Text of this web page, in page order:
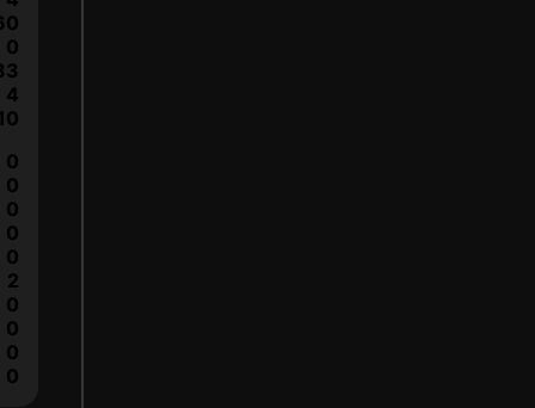
0
4
0
0
0
0
0
2
0
0
0
0